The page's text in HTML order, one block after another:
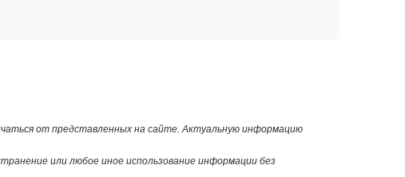
от представленных на сайте. Актуальную информацию
или любое иное использование информации без